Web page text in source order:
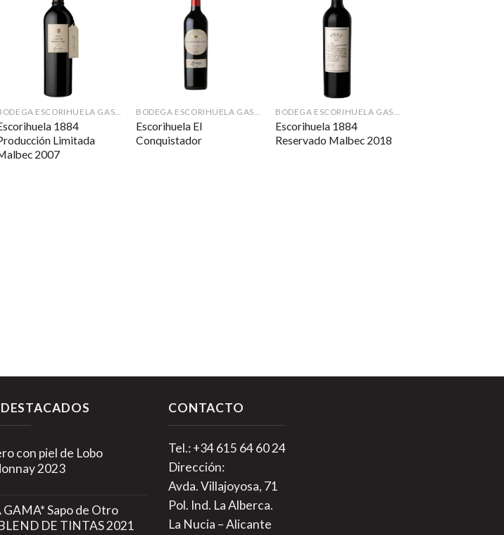
1884
Limitada
2007
Escorihuela El
Conquistador
Escorihuela 1884
Reservado Malbec 2018
con piel de Lobo
2023
GAMA* Sapo de Otro
DE TINTAS 2021
CONTACTO
Tel.: +34 615 64 60 24
Dirección:
Avda. Villajoyosa, 71
Pol. Ind. La Alberca.
La Nucia – Alicante